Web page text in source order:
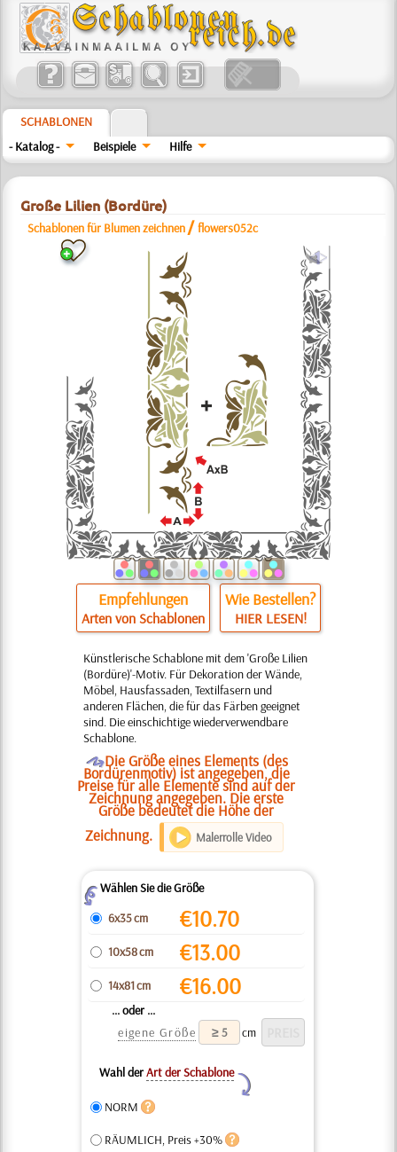
SCHABLONEN
- Katalog -
Beispiele Hilfe
Große Lilien (Bordüre)
Schablonen für Blumen zeichnen /flowers052c
a
Empfehlungen
Arten von Schablonen
Wie Bestellen?
HIER LESEN!
Künstlerische Schablone mit dem 'Große Lilien
(Bordüre)'-Motiv. Für Dekoration der Wände,
Möbel, Hausfassaden, Textilfasern und
anderen Flächen, die für das Färben geeignet
sind. Die einschichtige wiederverwendbare
Schablone.
ODie Größe eines Elements (des
Bordürenmotiv) ist angegeben, die
Preise für alle Elemente sind auf der
Zeichnung angegeben. Die erste
Größe bedeutet die Höhe der
Zeichnung.
Malerrolle Video
ZWählen Sie die Größe
6x35 cm
€10.70
10x58 cm €13.00
14x81 cm €16.00
... oder ...
eigene Größe
cm
Wahl derArt der Schablone
Y
NORM
RÄUMLICH, Preis +30%